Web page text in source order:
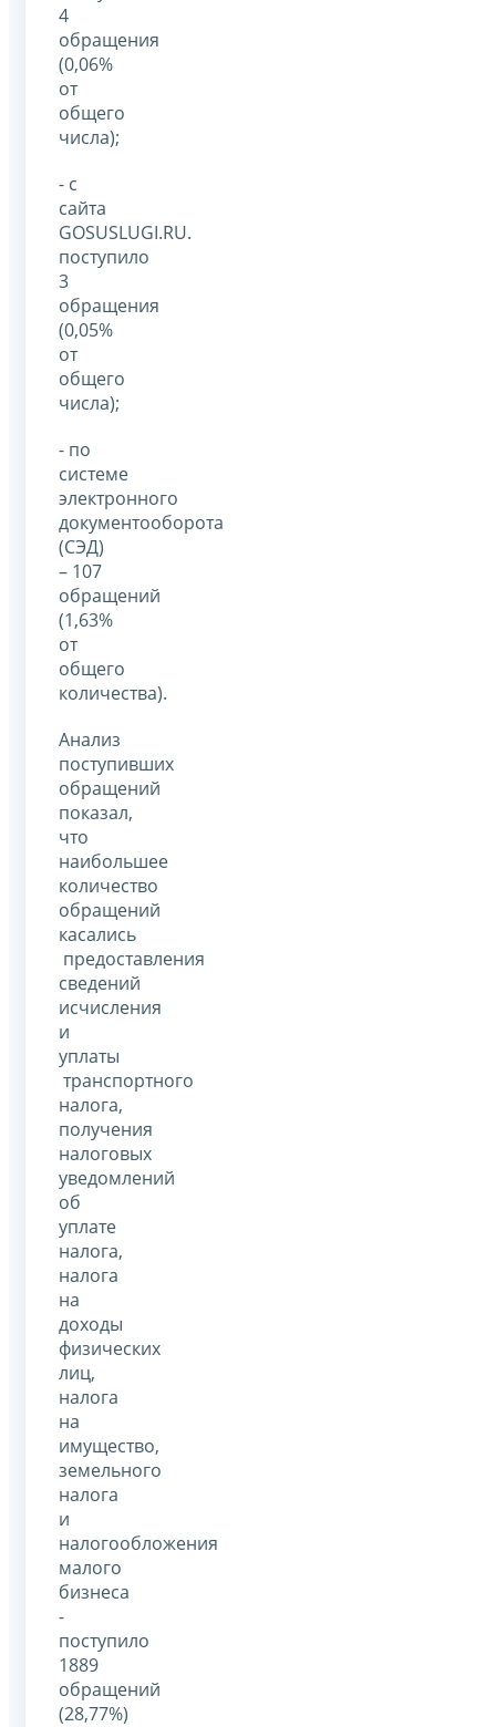
4
обращения
(0,06%
от
общего
числа);
- с
сайта
GOSUSLUGI.RU.
поступило
3
обращения
(0,05%
от
общего
числа);
- по
системе
электронного
документооборота
(СЭД)
– 107
обращений
(1,63%
от
общего
количества).
Анализ
поступивших
обращений
показал,
что
наибольшее
количество
обращений
касались
предоставления
сведений
исчисления
и
уплаты
транспортного
налога,
получения
налоговых
уведомлений
об
уплате
налога,
налога
на
доходы
физических
лиц,
налога
на
имущество,
земельного
налога
и
налогообложения
малого
бизнеса
-
поступило
1889
обращений
(28,77%)